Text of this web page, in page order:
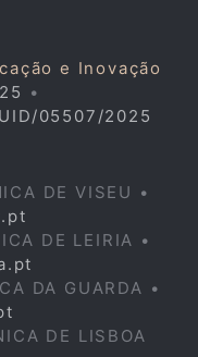
e Inovação
•
05507/2025
DE VISEU •
DE LEIRIA •
DA GUARDA •
DE LISBOA